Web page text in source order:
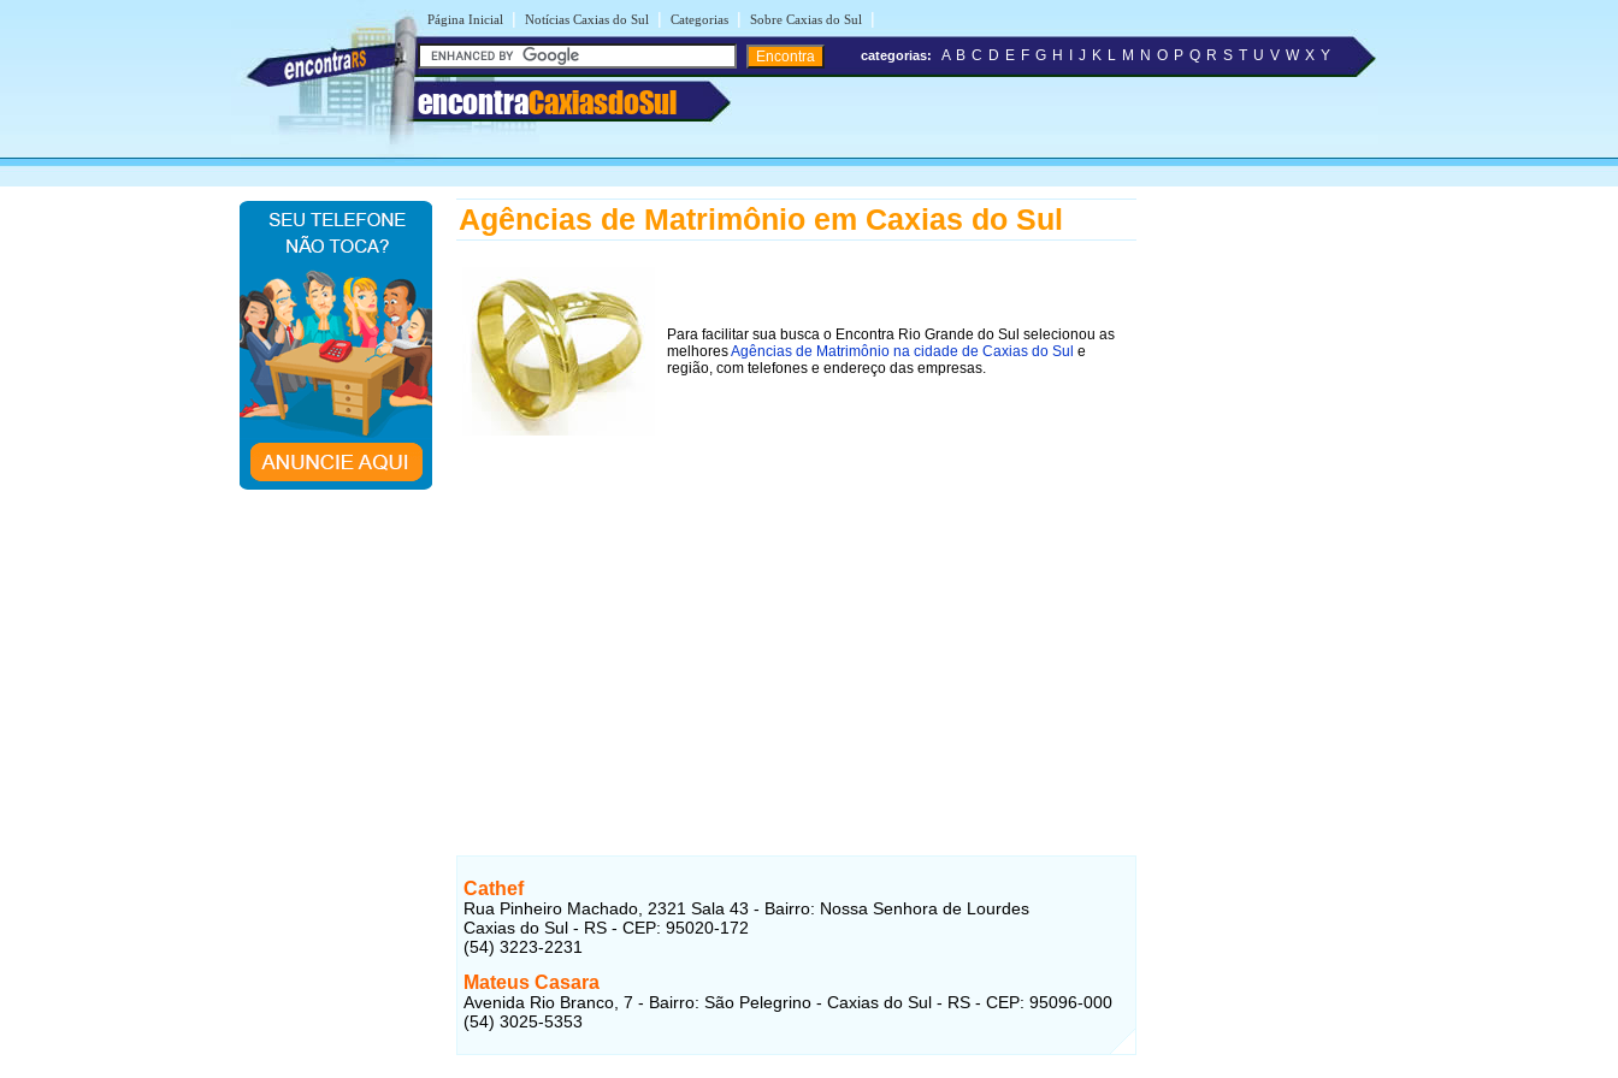
Página Inicial | Notícias Caxias do Sul | Categorias | Sobre Caxias do Sul |
encontraCaxiasdoSul
categorias: A B C D E F G H J K L M N O P Q R S T U V W X Y
Agências de Matrimônio em Caxias do Sul
Para facilitar sua busca o Encontra Rio Grande do Sul selecionou as
melhoresAgências de Matrimônio na cidade de Caxias do Sul e
região, com telefones e endereço das empresas.
Cathef
Rua Pinheiro Machado, 2321 Sala 43 - Bairro: Nossa Senhora de Lourdes
Caxias do Sul - RS - CEP: 95020-172
(54) 3223-2231
Mateus Casara
Avenida Rio Branco, 7 - Bairro: São Pelegrino - Caxias do Sul - RS - CEP: 95096-000
(54) 3025-5353